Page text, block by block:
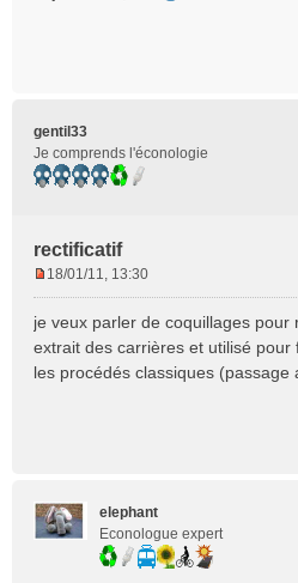
gentil33
Je comprends l'éconologie
rectificatif
s
a
l
u
18/01/11, 13:30
je veux parler de coquillages pour
extrait des carrières et utilisé
les procédés classiques (passage
elephant
Econologue expert